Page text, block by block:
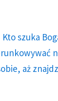
Kto szuka
aż